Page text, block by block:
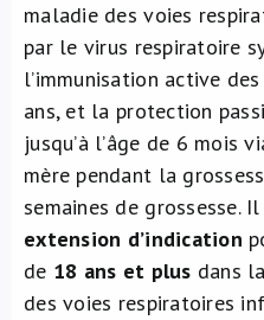
maladie des voies
par le virus respiratoire
l’immunisation active
ans, et la protection
jusqu’à l’âge de 6 mois
mère pendant la
semaines de grossesse.
extension d’indication
de 18 ans et plus dans
des voies respiratoires